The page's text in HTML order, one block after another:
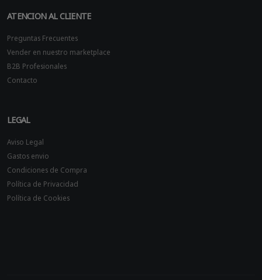
ATENCION AL CLIENTE
Preguntas Frecuentes
Vender en nuestro marketplace
B2B Profesionales
Contacto
LEGAL
Aviso Legal
Gastos envio
Condiciones de Compra
Política de Privacidad
Política de Cookies